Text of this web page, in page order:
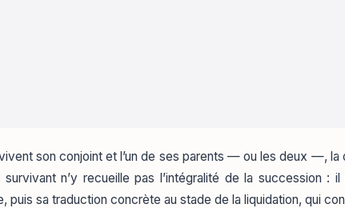
son conjoint et l’un de ses parents — ou les deux —,
n’y recueille pas l’intégralité de la succession :
sa traduction concrète au stade de la liquidation, qui